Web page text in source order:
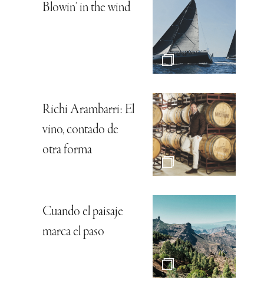
Blowin’ in the wind
Richi Arambarri: El
vino, contado de
otra forma
Cuando el paisaje
marca el paso